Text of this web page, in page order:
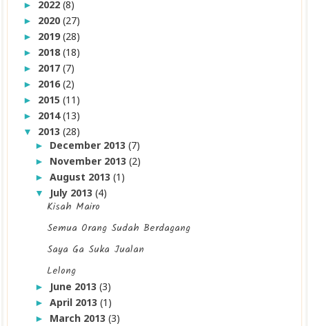
► 2022(8)
► 2020(27)
► 2019(28)
► 2018(18)
► 2017(7)
► 2016(2)
► 2015(11)
► 2014(13)
▼ 2013(28)
► December 2013(7)
► November 2013(2)
►August 2013(1)
▼ July 2013(4)
Kisah Mairo
Semua Orang Sudah Berdagang
Saya Ga Suka Jualan
Lelong
► June 2013(3)
►April 2013(1)
► March 2013(3)